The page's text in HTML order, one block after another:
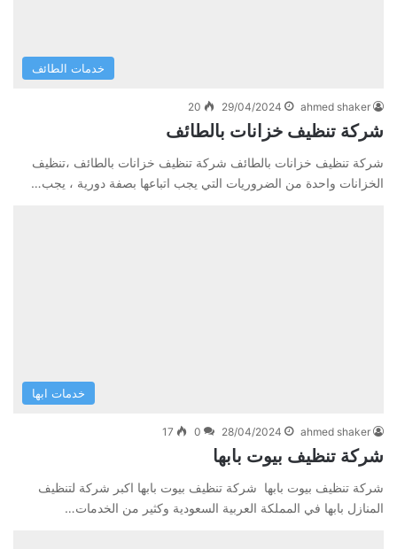
خدمات الطائف
ahmed shaker
29/04/2024
20
شركة تنظيف خزانات بالطائف
شركة تنظيف خزانات بالطائف شركة تنظيف خزانات بالطائف ،تنظيف
الخزانات واحدة من الضروريات التي يجب اتباعها بصفة دورية ، يجب…
خدمات ابها
ahmed shaker
28/04/2024
0
17
شركة تنظيف بيوت بابها
شركة تنظيف بيوت بابها شركة تنظيف بيوت بابها اكبر شركة لتنظيف
المنازل بابها في المملكة العربية السعودية وكثير من الخدمات…